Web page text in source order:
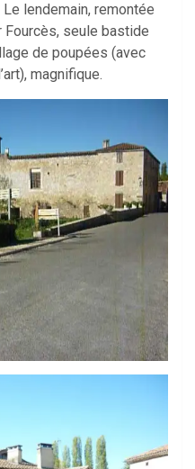
lendemain, remontée
seule bastide
de poupées (avec
magnifique.